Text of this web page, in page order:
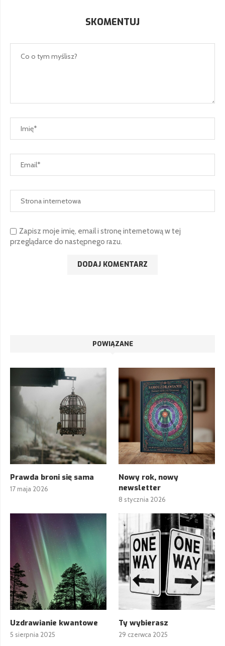
SKOMENTUJ
Zapisz moje imię, email i stronę internetową w tej
przeglądarce do następnego razu.
POWIĄZANE
Prawda broni się sama
17 maja 2026
Nowy rok, nowy
newsletter
8 stycznia 2026
Uzdrawianie kwantowe
5 sierpnia 2025
Ty wybierasz
29 czerwca 2025